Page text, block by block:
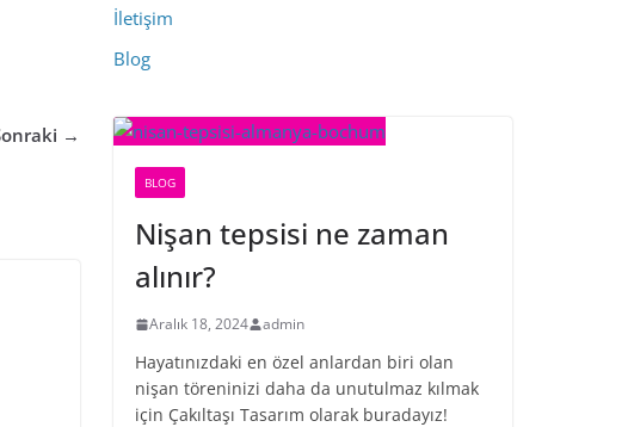
→
İletişim
Blog
BLOG
Nişan tepsisi ne zaman
alınır?
Aralık 18, 2024 admin
Hayatınızdaki en özel anlardan biri olan
nişan töreninizi daha da unutulmaz kılmak
için Çakıltaşı Tasarım olarak buradayız!